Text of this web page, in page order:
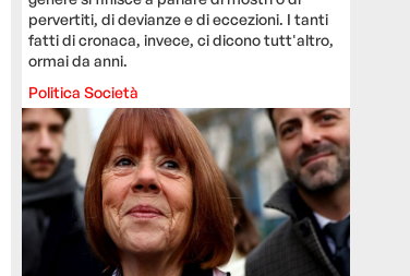
pervertiti, di devianze e di eccezioni. I tanti
fatti di cronaca, invece, ci dicono tutt'altro,
ormai da anni.
Politica Società